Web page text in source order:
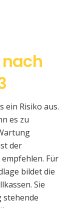
ein Risiko aus.
es zu
der
empfehlen. Für
bildet die
Sie
stehende